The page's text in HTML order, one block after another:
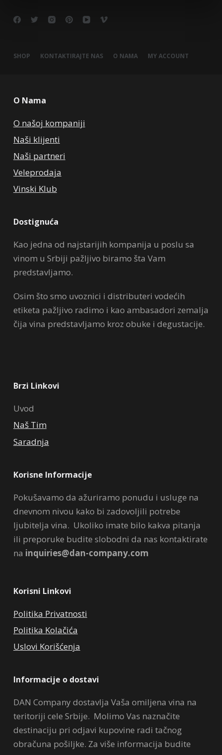
SHOP KONTAKTIRAJTE NAS O NAMA MY ACCOUNT
O Nama
O našoj kompaniji
Naši klijenti
Naši partneri
Veleprodaja
Vinski Klub
Dostignuća
Kao jedna od najstarijih kompanija u poslu sa
vinom u Srbiji pažljivo biramo šta Vam
predstavljamo.
Osim što smo uvoznici i distributeri vodećih
etiketa pažljivo radimo i kao ambasadori zemalja
čija vina predstavljamo kroz obuke i degustacije.
Brzi Linkovi
Uvod
Naš Tim
Saradnja
Korisne Informacije
Pokušavamo da ažuriramo ponudu i usluge na
dnevnom nivou kako bi zadovoljili potrebe
ljubitelja vina. Ukoliko imate bilo kakva pitanja
ili preporuke budite slobodni da nas kontaktirate
na inquiries@dan-company.com
Korisni Linkovi
Politika Privatnosti
Politika Kolačića
Uslovi Korišćenja
Informacije o dostavi
DAN Company dostavlja Vaša omiljena vina na
teritoriji cele Srbije. Molimo Vas naznačite
destinaciju pri odjavi kupovine radi tačnog
obračuna pošiljke. Za više informacija budite